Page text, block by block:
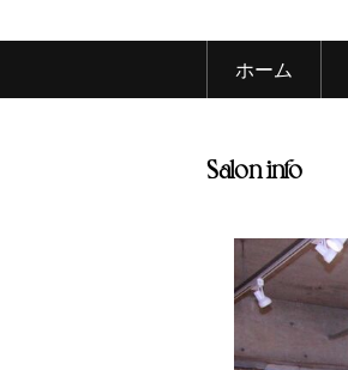
ホーム
Salon info